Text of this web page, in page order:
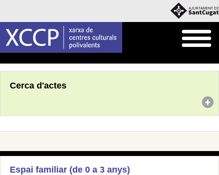
Cerca d'actes
Espai familiar (de 0 a 3 anys)